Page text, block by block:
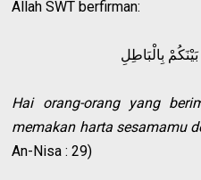
Allah SWT berfirman:
بَيْنَكُمْ بِالْبَاطِلِ
Hai orang-orang yang
memakan harta sesamamu
An-Nisa : 29)